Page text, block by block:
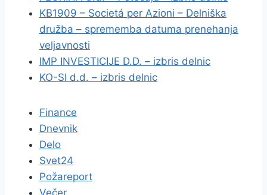
KB1909 – Societá per Azioni – Delniška
družba – sprememba datuma prenehanja
veljavnosti
IMP INVESTICIJE D.D. – izbris delnic
KO-SI d.d. – izbris delnic
Finance
Dnevnik
Delo
Svet24
Požareport
Večer